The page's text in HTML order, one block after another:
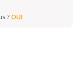
?OUI